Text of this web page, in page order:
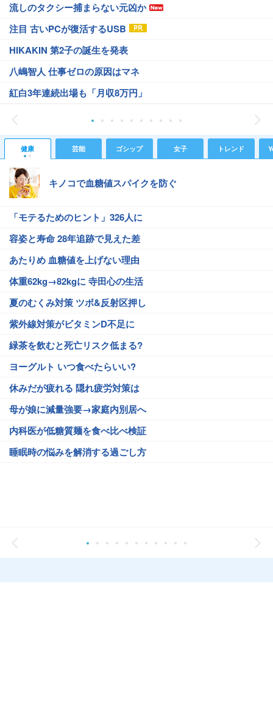
流しのタクシー捕まらない元凶か
注目 古いPCが復活するUSB
HIKAKIN 第2子の誕生を発表
八嶋智人 仕事ゼロの原因はマネ
紅白3年連続出場も「月収8万円」
健康 芸能 ゴシップ 女子 トレンド
キノコで血糖値スパイクを防ぐ
「モテるためのヒント」326人に
容姿と寿命 28年追跡で見えた差
あたりめ 血糖値を上げない理由
体重62kg→82kgに 寺田心の生活
夏のむくみ対策 ツボ&反射区押し
紫外線対策がビタミンD不足に
緑茶を飲むと死亡リスク低まる?
ヨーグルト いつ食べたらいい?
休みだが疲れる 隠れ疲労対策は
母が娘に減量強要→家庭内別居へ
内科医が低糖質麺を食べ比べ検証
睡眠時の悩みを解消する過ごし方